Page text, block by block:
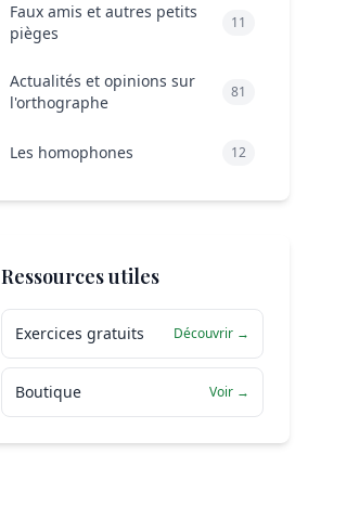
Faux amis et autres petits
pièges
11
Actualités et opinions sur
l'orthographe
81
Les homophones 12
Ressources utiles
Exercices gratuits Découvrir →
Boutique Voir →